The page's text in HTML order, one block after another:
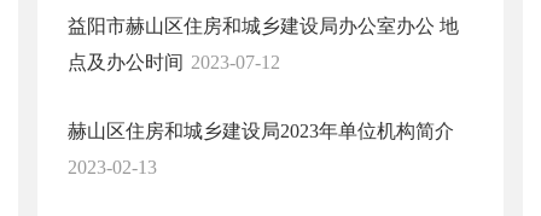
益阳市赫山区住房和城乡建设局办公室办公 地
点及办公时间 2023-07-12
赫山区住房和城乡建设局2023年单位机构简介
2023-02-13